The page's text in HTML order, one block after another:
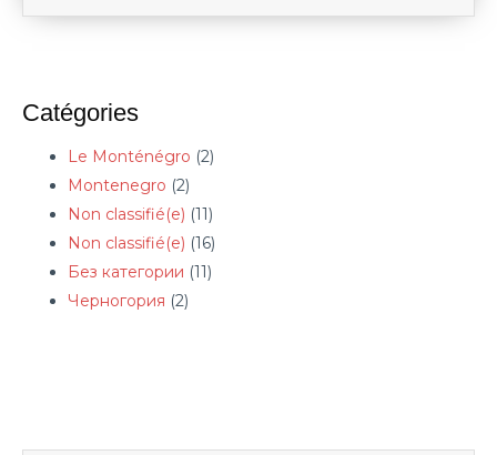
Catégories
Le Monténégro (2)
Montenegro (2)
Non classifié(e) (11)
Non classifié(e) (16)
Без категории (11)
Черногория (2)